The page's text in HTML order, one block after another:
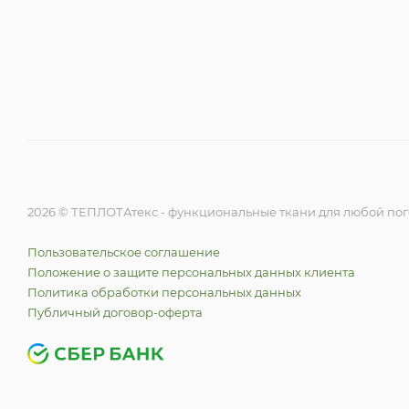
2026 © ТЕПЛОТАтекс - функциональные ткани для любой
Пользовательское соглашение
Положение о защите персональных данных клиента
Политика обработки персональных данных
Публичный договор-оферта